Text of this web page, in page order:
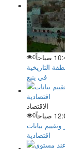
0
التاريخية
في ينبع
الاقتصاد
0
وتقييم بيانات
اقتصادية